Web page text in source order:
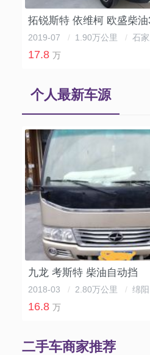
拓锐斯特 依维柯 欧盛柴
2019-07 / 1.90万公里 / 石
17.8 万
个人最新车源
九龙 考斯特 柴油自动挡
2018-03 / 2.80万公里 / 绵阳
16.8 万
二手车商家推荐